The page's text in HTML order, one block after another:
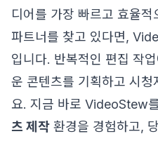
디어를 가장 빠르고 효율
파트너를 찾고 있다면,
입니다. 반복적인 편집 작
운 콘텐츠를 기획하고 시청
요. 지금 바로 VideoStew
츠 제작 환경을 경험하고,